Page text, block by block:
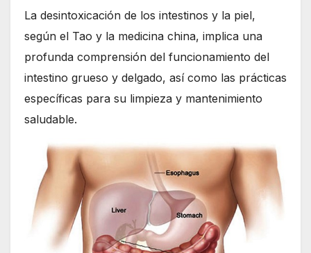
La desintoxicación de los intestinos y la piel,
según el Tao y la medicina china, implica una
profunda comprensión del funcionamiento del
intestino grueso y delgado, así como las prácticas
específicas para su limpieza y mantenimiento
saludable.